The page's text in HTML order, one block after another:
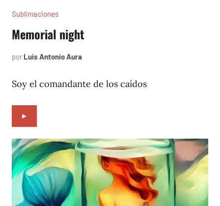
Sublimaciones
Memorial night
por Luis Antonio Aura
2023
Soy el comandante de los caídos
►